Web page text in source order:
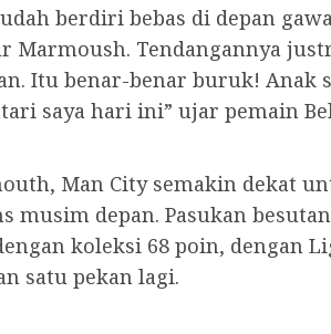
berdiri bebas di depan
Marmoush. Tendangannya
Itu benar-benar buruk! Anak
saya hari ini” ujar pemain
Man City semakin dekat
depan. Pasukan besutan
koleksi 68 poin, dengan
satu pekan lagi.